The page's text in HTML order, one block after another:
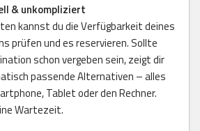
& unkompliziert
kannst du die Verfügbarkeit deines
prüfen und es reservieren. Sollte
schon vergeben sein, zeigt dir
passende Alternativen – alles
Tablet oder den Rechner.
Wartezeit.